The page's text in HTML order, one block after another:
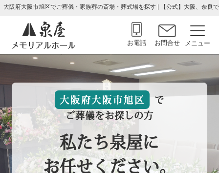
大阪府大阪市旭区でご葬儀・家族葬の斎場・葬式場を探す | 【公式】大阪、奈
お電話 お問合せ
大阪府大阪市旭区
で
ご葬儀をお探しの方
私たち泉屋に
お任せください。